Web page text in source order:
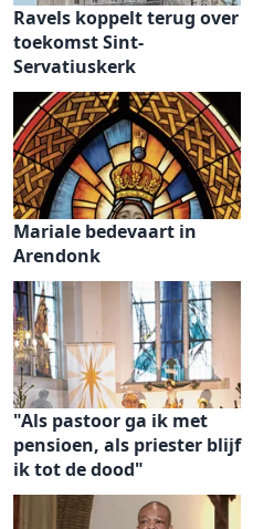
Ravels koppelt terug over
toekomst Sint-
Servatiuskerk
Mariale bedevaart in
Arendonk
"Als pastoor ga ik met
pensioen, als priester blijf
ik tot de dood"